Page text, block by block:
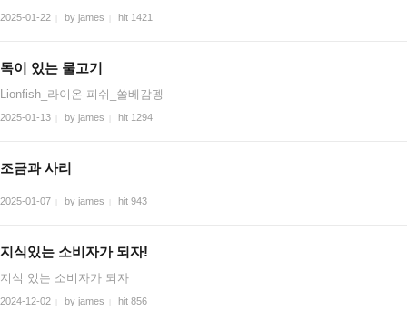
2025-01-22 by james hit 1421
독이 있는 물고기
Lionfish_라이온 피쉬_쏠베감펭
2025-01-13 by james hit 1294
조금과 사리
2025-01-07 by james hit 943
지식있는 소비자가 되자!
지식 있는 소비자가 되자
2024-12-02 by james hit 856